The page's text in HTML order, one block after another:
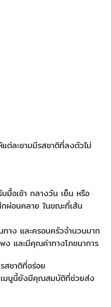
ต่ละชามมีรสชาติที่ลงตัวไม่
บมื้อเช้า กลางวัน เย็น หรือ
ผ่อนคลาย ในขณะที่เส้น
าง และครอบครัวจำนวนมาก
พง และมีคุณค่าทางโภชนาการ
สชาติที่อร่อย
เมนูนี้ยังมีคุณสมบัติที่ช่วยส่ง